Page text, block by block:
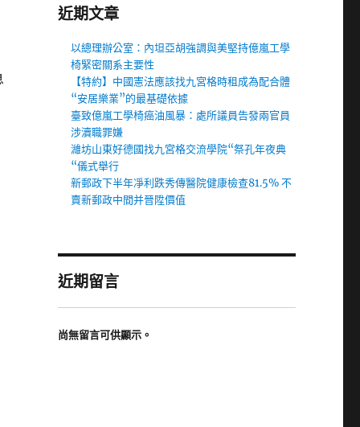
近期文章
以總理辦公室：內坦亞胡強調與美堅持億嵐工學
椅緊密關系主要性
【特約】中國憲法應該找九宮格時租成為配合體
“安居樂業”的最基礎依據
臺致億嵐工學椅癌油風暴：處所議員告發兩官員
涉瀆職罪嫌
濰坊山東好德國找九宮格交流學院“祭孔年夜典
“儀式舉行
新郵政下半年凈利跌秀傳醫院健康檢查81.5% 不
賣新郵政中間并晉陞價值
近期留言
尚無留言可供顯示。